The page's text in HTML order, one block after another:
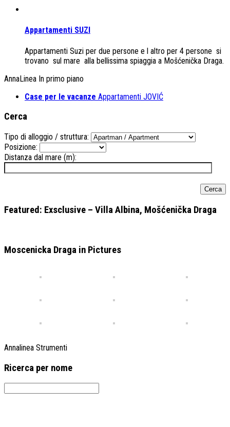
Appartamenti SUZI
Appartamenti Suzi per due persone e l altro per 4 persone si
trovano sul mare alla bellissima spiaggia a Mošćenička Draga.
AnnaLinea In primo piano
Case per le vacanze Appartamenti JOVIĆ
Cerca
Tipo di alloggio / struttura:
Posizione:
Distanza dal mare (m):
Featured: Exsclusive – Villa Albina, Mošćenička Draga
Moscenicka Draga in Pictures
Annalinea Strumenti
Ricerca per nome